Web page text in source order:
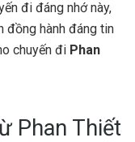
đi đáng nhớ này,
đồng hành đáng tin
chuyến đi Phan
Phan Thiết